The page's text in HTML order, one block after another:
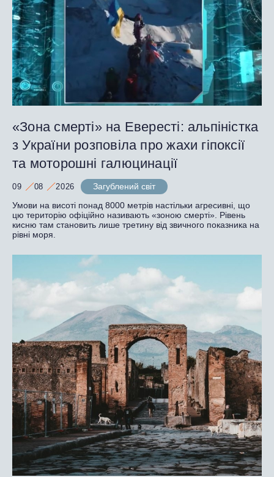
«Зона смерті» на Евересті: альпіністка
з України розповіла про жахи гіпоксії
та моторошні галюцинації
09 08 2026
Загублений світ
Умови на висоті понад 8000 метрів настільки агресивні, що
цю територію офіційно називають «зоною смерті». Рівень
кисню там становить лише третину від звичного показника на
рівні моря.